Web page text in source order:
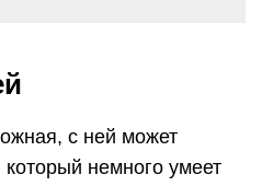
с ней может
который немного умеет